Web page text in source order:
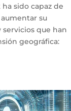
sido capaz de
su
que han
geográfica: